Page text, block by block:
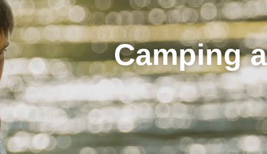
Camping